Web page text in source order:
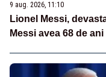
9 aug. 2026, 11:10
Lionel Messi,
Messi avea 68 de ani